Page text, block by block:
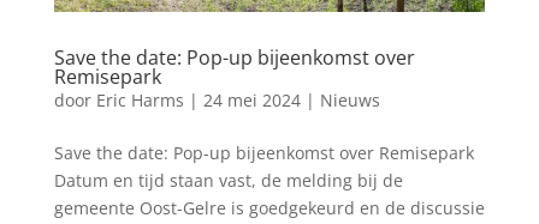
Save the date: Pop-up bijeenkomst over
Remisepark
door Eric Harms | 24 mei 2024| Nieuws
Save the date: Pop-up bijeenkomst over Remisepark
Datum en tijd staan vast, de melding bij de
gemeente Oost-Gelre is goedgekeurd en de discussie